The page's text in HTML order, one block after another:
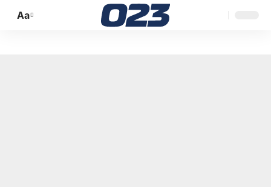
Promijeni
Aa